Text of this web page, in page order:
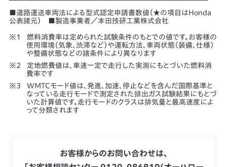
■道路運送車両法による型式認定申請書数値（★の項目はHonda
公表諸元） ■製造事業者／本田技研工業株式会社
燃料消費率は定められた試験条件のもとでの値です。お客様の
使用環境（気象、渋滞など）や運転方法、車両状態（装備、仕様）
や整備状態などの諸条件により異なります
定地燃費値は、車速一定で走行した実測にもとづいた燃料消
費率です
WMTCモード値は、発進、加速、停止などを含んだ国際基準と
なっている走行モードで測定された排出ガス試験結果にもとづ
いた計算値です。走行モードのクラスは排気量と最高速度によ
って分類されます
お客様からのお問い合わせは、